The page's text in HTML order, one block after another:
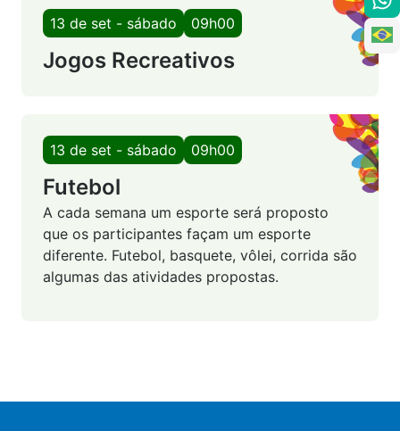
13 de set - sábado 09h00
Jogos Recreativos
13 de set - sábado 09h00
Futebol
A cada semana um esporte será proposto
que os participantes façam um esporte
diferente. Futebol, basquete, vôlei, corrida são
algumas das atividades propostas.